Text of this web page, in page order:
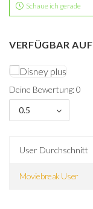
Schaue ich gerade
VERFÜGBAR AUF
Deine Bewertung: 0
0.5
User Durchschnitt
Moviebreak User